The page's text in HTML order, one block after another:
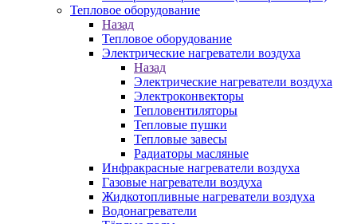
Тепловое оборудование
Назад
Тепловое оборудование
Электрические нагреватели воздуха
Назад
Электрические нагреватели воздуха
Электроконвекторы
Тепловентиляторы
Тепловые пушки
Тепловые завесы
Радиаторы масляные
Инфракрасные нагреватели воздуха
Газовые нагреватели воздуха
Жидкотопливные нагреватели воздуха
Водонагреватели